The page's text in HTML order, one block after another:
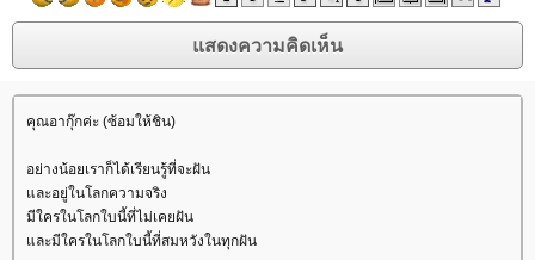
คุณอากุ๊กค่ะ (ซ้อมให้ชิน)
อย่างน้อยเราก็ได้เรียนรู้ที่จะฝัน
ละอยู่ในโลกความจริง
มีใครในโลกใบนี้ที่ไม่เคยฝัน
ละมีใครในโลกใบนี้ที่สมหวังในทุกฝัน